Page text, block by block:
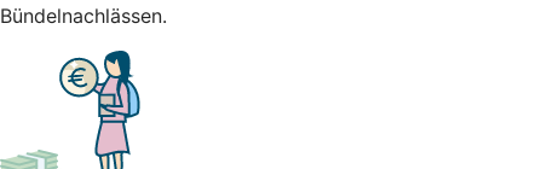
Bündelnachlässen.